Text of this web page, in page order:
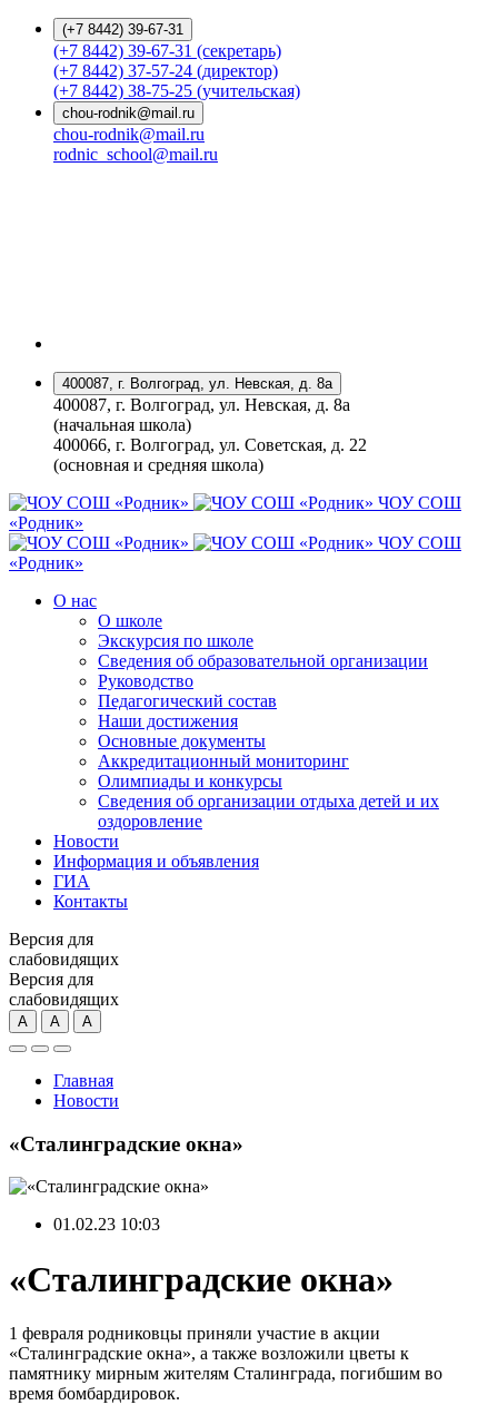
(+7 8442) 39-67-31
(+7 8442) 39-67-31 (секретарь)
(+7 8442) 37-57-24 (директор)
(+7 8442) 38-75-25 (учительская)
chou-rodnik@mail.ru
chou-rodnik@mail.ru
rodnic_school@mail.ru
400087, г. Волгоград, ул. Невская, д. 8а
400087, г. Волгоград, ул. Невская, д. 8а
(начальная школа)
400066, г. Волгоград, ул. Советская, д. 22
(основная и средняя школа)
ЧОУ СОШ
«Родник»
ЧОУ СОШ
«Родник»
О нас
О школе
Экскурсия по школе
Сведения об образовательной организации
Руководство
Педагогический состав
Наши достижения
Основные документы
Аккредитационный мониторинг
Олимпиады и конкурсы
Сведения об организации отдыха детей и их
оздоровление
Новости
Информация и объявления
ГИА
Контакты
Версия для
слабовидящих
Версия для
слабовидящих
А А А
Главная
Новости
«Сталинградские окна»
01.02.23 10:03
«Сталинградские окна»
1 февраля родниковцы приняли участие в акции
«Сталинградские окна», а также возложили цветы к
памятнику мирным жителям Сталинграда, погибшим во
время бомбардировок.